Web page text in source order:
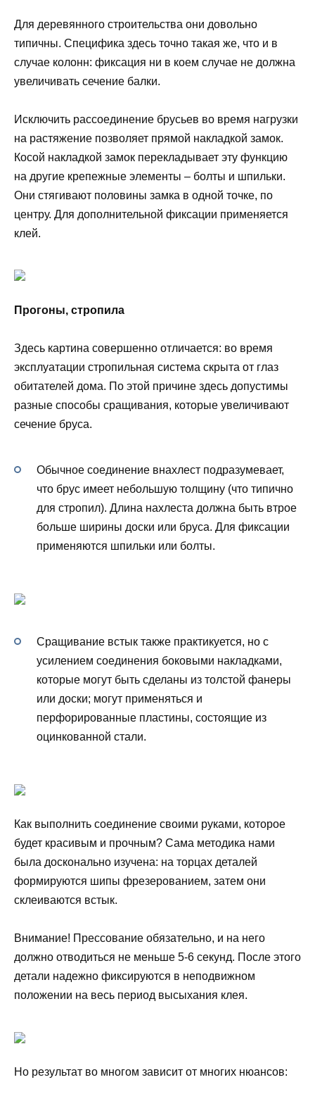
Для деревянного строительства они довольно
типичны. Специфика здесь точно такая же, что и в
случае колонн: фиксация ни в коем случае не должна
увеличивать сечение балки.
Исключить рассоединение брусьев во время нагрузки
на растяжение позволяет прямой накладкой замок.
Косой накладкой замок перекладывает эту функцию
на другие крепежные элементы – болты и шпильки.
Они стягивают половины замка в одной точке, по
центру. Для дополнительной фиксации применяется
клей.
Прогоны, стропила
Здесь картина совершенно отличается: во время
эксплуатации стропильная система скрыта от глаз
обитателей дома. По этой причине здесь допустимы
разные способы сращивания, которые увеличивают
сечение бруса.
Обычное соединение внахлест подразумевает,
что брус имеет небольшую толщину (что типично
для стропил). Длина нахлеста должна быть втрое
больше ширины доски или бруса. Для фиксации
применяются шпильки или болты.
Сращивание встык также практикуется, но с
усилением соединения боковыми накладками,
которые могут быть сделаны из толстой фанеры
или доски; могут применяться и
перфорированные пластины, состоящие из
оцинкованной стали.
Как выполнить соединение своими руками, которое
будет красивым и прочным? Сама методика нами
была досконально изучена: на торцах деталей
формируются шипы фрезерованием, затем они
склеиваются встык.
Внимание! Прессование обязательно, и на него
должно отводиться не меньше 5-6 секунд. После этого
детали надежно фиксируются в неподвижном
положении на весь период высыхания клея.
Но результат во многом зависит от многих нюансов: